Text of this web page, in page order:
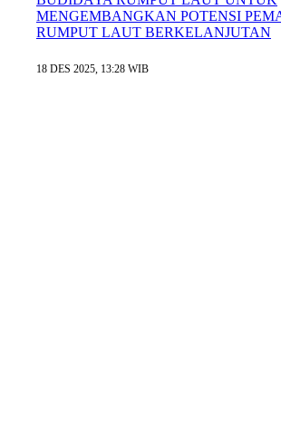
MENGEMBANGKAN POTENSI
RUMPUT LAUT BERKELANJUTAN
18 DES 2025, 13:28 WIB